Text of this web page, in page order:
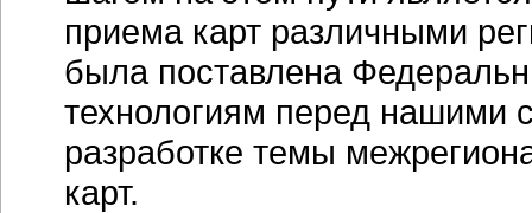
приема карт различными
была поставлена
технологиям перед нашими
разработке темы
карт.